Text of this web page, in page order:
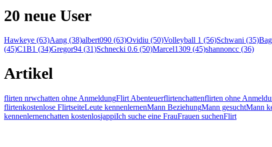
20 neue User
Hawkeye (63)Aang (38)albert090 (63)Ovidiu (50)Volleyball 1 (56)Schwani (35)
(45)C1B1 (34)Gregor94 (31)Schnecki 0.6 (50)Marcel1309 (45)shannoncc (36)
Artikel
flirten nrwchatten ohne AnmeldungFlirt Abenteuerflirtenchattenflirten ohne
flirtenkostenlose FlirtseiteLeute kennenlernenMann BeziehungMann gesuchtMann
kennenlernenchatten kostenlosjappiIch suche eine FrauFrauen suchenFlirt